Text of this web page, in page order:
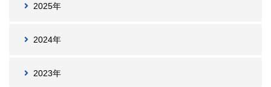
2025年
2024年
2023年